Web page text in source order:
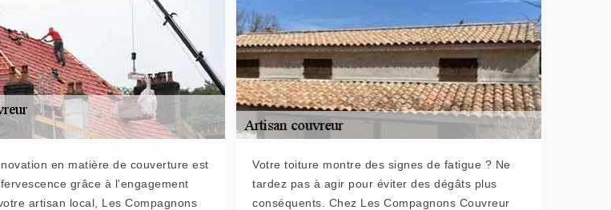
en matière de couverture est
grâce à l'engagement
artisan local, Les Compagnons
Votre toiture montre des signes de fatigue ? Ne
tardez pas à agir pour éviter des dégâts plus
conséquents. Chez Les Compagnons Couvreur